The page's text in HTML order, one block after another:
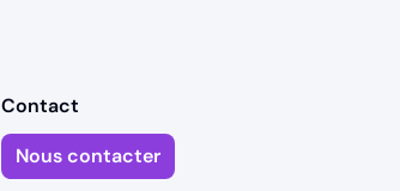
Contact
Nous contacter